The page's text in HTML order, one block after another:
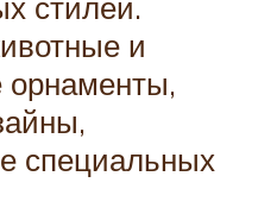
и
орнаменты,
специальных